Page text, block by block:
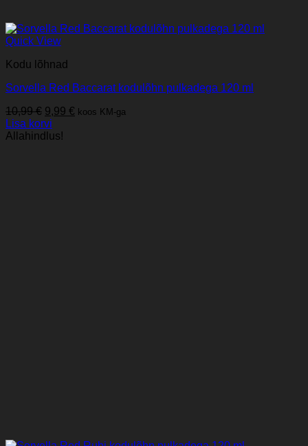
Quick View
Kodu lõhnad
Sorvella Red Baccarat kodulõhn pulkadega 120 ml
10,99€ Algne
hind
oli:
9,99 € Praegune
koos KM-ga
Lisa korvi
Allahindlus!